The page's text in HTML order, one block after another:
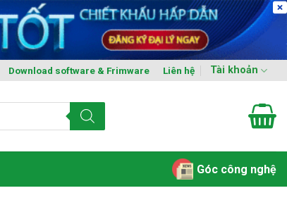
Download software & Frimware Liên hệ Tài khoản
Góc công nghệ